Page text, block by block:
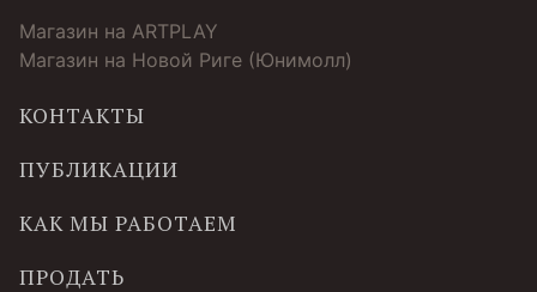
Магазин на ARTPLAY
Магазин на Новой Риге (Юнимолл)
КОНТАКТЫ
ПУБЛИКАЦИИ
КАК МЫ РАБОТАЕМ
ПРОДАТЬ